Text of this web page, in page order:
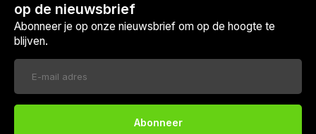
op de nieuwsbrief
Abonneer je op onze nieuwsbrief om op de hoogte te
blijven.
Abonneer